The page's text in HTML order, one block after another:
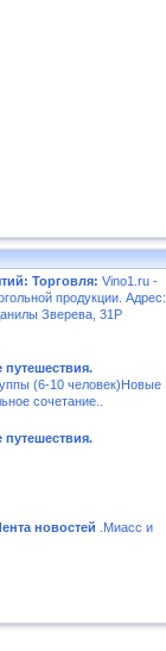
Торговля: Vino1.ru -
продукции. Адрес:
Зверева, 31Р
(6-10 человек)Новые
сочетание..
новостей .Миасс и